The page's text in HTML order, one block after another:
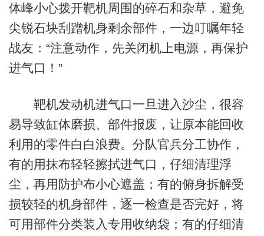
体峰小心拨开靶机周围的碎石和杂草，避免
尖锐石块刮蹭机身剩余部件，一边叮嘱年轻
战友：“注意动作，先关闭机上电源，再保护
进气口！”
靶机发动机进气口一旦进入沙尘，很容
易导致缸体磨损、部件报废，让原本能回收
利用的零件白白浪费。分队官兵分工协作，
有的用抹布轻轻擦拭进气口，仔细清理浮
尘，再用防护布小心遮盖；有的俯身拆解受
损较轻的机身部件，逐一检查是否完好，将
可用部件分类装入专用收纳袋；有的仔细清